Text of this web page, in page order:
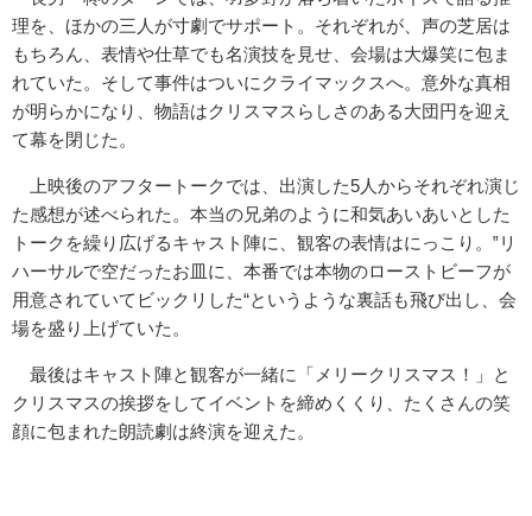
理を、ほかの三人が寸劇でサポート。それぞれが、声の芝居は
もちろん、表情や仕草でも名演技を見せ、会場は大爆笑に包ま
れていた。そして事件はついにクライマックスへ。意外な真相
が明らかになり、物語はクリスマスらしさのある大団円を迎え
て幕を閉じた。
上映後のアフタートークでは、出演した5人からそれぞれ演じ
た感想が述べられた。本当の兄弟のように和気あいあいとした
トークを繰り広げるキャスト陣に、観客の表情はにっこり。‟リ
ハーサルで空だったお皿に、本番では本物のローストビーフが
用意されていてビックリした“というような裏話も飛び出し、会
場を盛り上げていた。
最後はキャスト陣と観客が一緒に「メリークリスマス！」と
クリスマスの挨拶をしてイベントを締めくくり、たくさんの笑
顔に包まれた朗読劇は終演を迎えた。